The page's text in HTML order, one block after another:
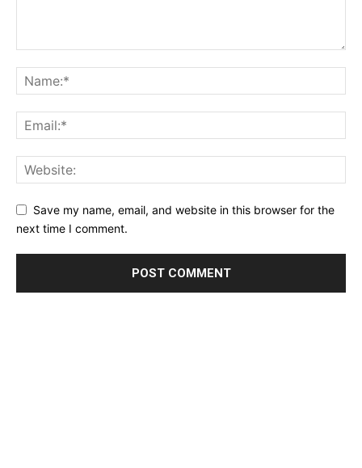
Save my name, email, and website in this browser for the
next time I comment.